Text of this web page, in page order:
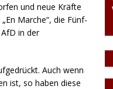
und neue Kräfte
Marche“, die Fünf-
in der
Auch wenn
ist, so haben diese